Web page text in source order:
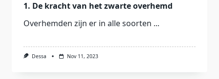
1. De kracht van het zwarte overhemd
Overhemden zijn er in alle soorten ...
Dessa Nov 11, 2023